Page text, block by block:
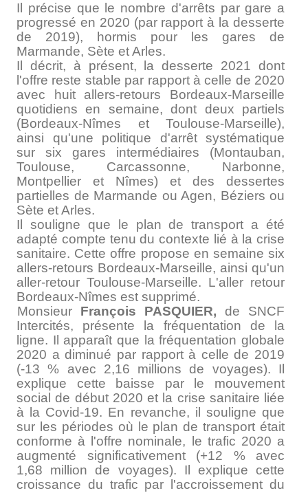
Il précise que le nombre d'arrêts par gare a
progressé en 2020 (par rapport à la desserte
de 2019), hormis pour les gares de
Marmande, Sète et Arles.
Il décrit, à présent, la desserte 2021 dont
l'offre reste stable par rapport à celle de 2020
avec huit allers-retours Bordeaux-Marseille
quotidiens en semaine, dont deux partiels
(Bordeaux-Nîmes et Toulouse-Marseille),
ainsi qu'une politique d'arrêt systématique
sur six gares intermédiaires (Montauban,
Toulouse, Carcassonne, Narbonne,
Montpellier et Nîmes) et des dessertes
partielles de Marmande ou Agen, Béziers ou
Sète et Arles.
Il souligne que le plan de transport a été
adapté compte tenu du contexte lié à la crise
sanitaire. Cette offre propose en semaine six
allers-retours Bordeaux-Marseille, ainsi qu'un
aller-retour Toulouse-Marseille. L'aller­ retour
Bordeaux-Nîmes est supprimé.
Monsieur François PASQUIER, de SNCF
Intercités, présente la fréquentation de la
ligne. Il apparaît que la fréquentation globale
2020 a diminué par rapport à celle de 2019
(-13 % avec 2,16 millions de voyages). Il
explique cette baisse par le mouvement
social de début 2020 et la crise sanitaire liée
à la Covid-19. En revanche, il souligne que
sur les périodes où le plan de transport était
conforme à l'offre nominale, le trafic 2020 a
augmenté significativement (+12 % avec
1,68 million de voyages). Il explique cette
croissance du trafic par l'accroissement du